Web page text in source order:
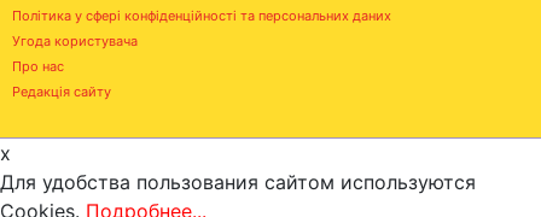
Політика у сфері конфіденційності та персональних даних
Угода користувача
Про нас
Редакція сайту
x
Для удобства пользования сайтом используются
Cookies. Подробнее...